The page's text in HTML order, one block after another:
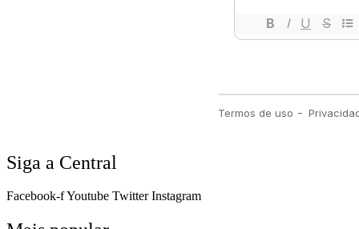
Siga a Central
Facebook-fYoutube Twitter Instagram